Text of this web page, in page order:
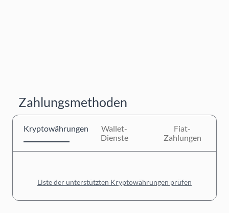
Zahlungsmethoden
Kryptowährungen
Wallet-
Dienste
Fiat-
Zahlungen
Liste der unterstützten Kryptowährungen prüfen